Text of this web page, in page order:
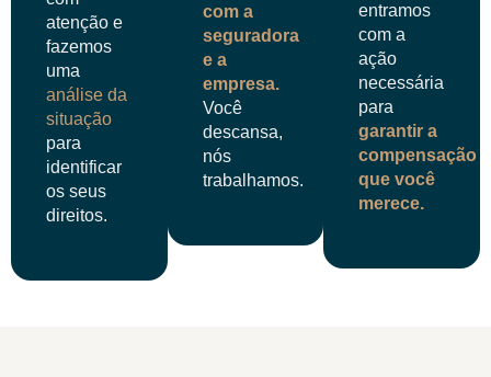
atenção e
fazemos
uma
análise da
situação
para
identificar
os seus
direitos.
com a
seguradora
e a
empresa.
Você
descansa,
nós
trabalhamos.
entramos
com a
ação
necessária
para
garantir a
compensação
que você
merece.